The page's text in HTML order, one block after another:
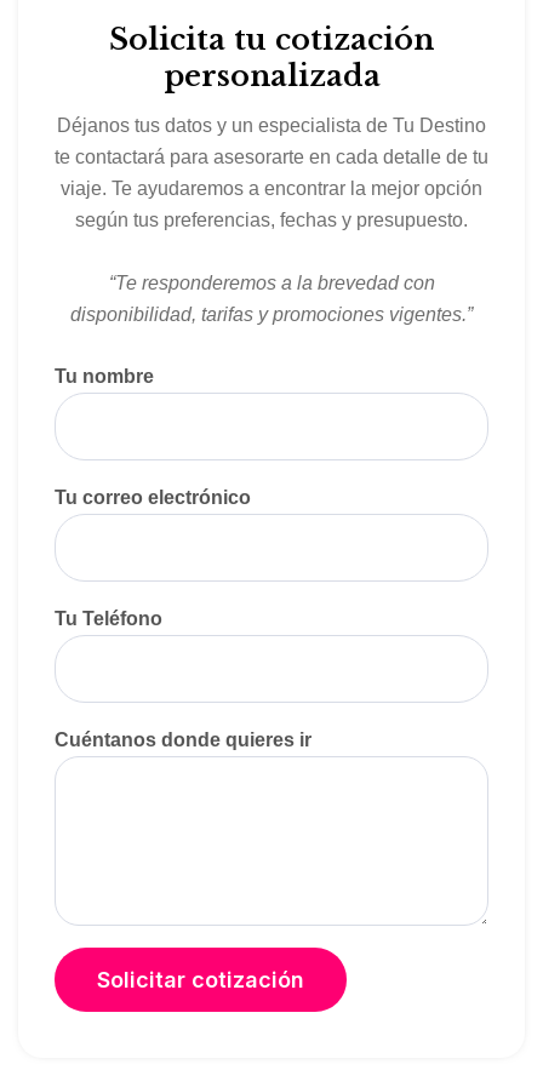
Solicita tu cotización
personalizada
Déjanos tus datos y un especialista de Tu Destino
te contactará para asesorarte en cada detalle de tu
viaje. Te ayudaremos a encontrar la mejor opción
según tus preferencias, fechas y presupuesto.
“Te responderemos a la brevedad con
disponibilidad, tarifas y promociones vigentes.”
Tu nombre
Tu correo electrónico
Tu Teléfono
Cuéntanos donde quieres ir